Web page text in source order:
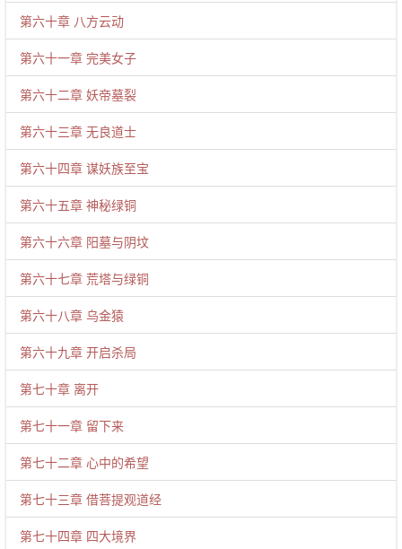
第六十章 八方云动
第六十一章 完美女子
第六十二章 妖帝墓裂
第六十三章 无良道士
第六十四章 谋妖族至宝
第六十五章 神秘绿铜
第六十六章 阳墓与阴坟
第六十七章 荒塔与绿铜
第六十八章 乌金猿
第六十九章 开启杀局
第七十章 离开
第七十一章 留下来
第七十二章 心中的希望
第七十三章 借菩提观道经
第七十四章 四大境界